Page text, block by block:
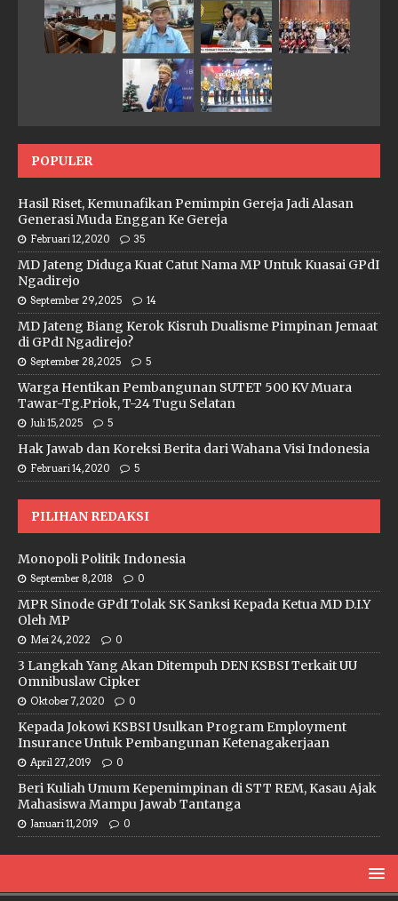
POPULER
Hasil Riset, Kemunafikan Pemimpin Gereja Jadi Alasan
Generasi Muda Enggan Ke Gereja
Februari 12, 2020 35
MD Jateng Diduga Kuat Catut Nama MP Untuk Kuasai GPdI
Ngadirejo
September 29, 2025 14
MD Jateng Biang Kerok Kisruh Dualisme Pimpinan Jemaat
di GPdI Ngadirejo?
September 28, 2025 5
Warga Hentikan Pembangunan SUTET 500 KV Muara
Tawar-Tg.Priok, T-24 Tugu Selatan
Juli 15, 2025 5
Hak Jawab dan Koreksi Berita dari Wahana Visi Indonesia
Februari 14, 2020 5
PILIHAN REDAKSI
Monopoli Politik Indonesia
September 8, 2018 0
MPR Sinode GPdI Tolak SK Sanksi Kepada Ketua MD D.I.Y
Oleh MP
Mei 24, 2022 0
3 Langkah Yang Akan Ditempuh DEN KSBSI Terkait UU
Omnibuslaw Cipker
Oktober 7, 2020 0
Kepada Jokowi KSBSI Usulkan Program Employment
Insurance Untuk Pembangunan Ketenagakerjaan
April 27, 2019 0
Beri Kuliah Umum Kepemimpinan di STT REM, Kasau Ajak
Mahasiswa Mampu Jawab Tantanga
Januari 11, 2019 0